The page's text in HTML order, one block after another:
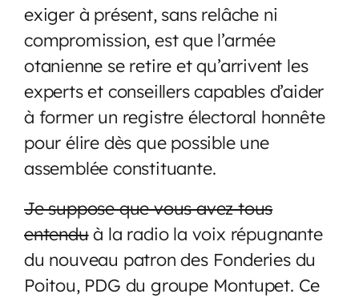
exiger à présent, sans relâche ni
compromission, est que l’armée
otanienne se retire et qu’arrivent les
experts et conseillers capables d’aider
à former un registre électoral honnête
pour élire dès que possible une
assemblée constituante.
Je suppose que vous avez tous
entenduà la radio la voix répugnante
du nouveau patron des Fonderies du
Poitou, PDG du groupe Montupet. Ce